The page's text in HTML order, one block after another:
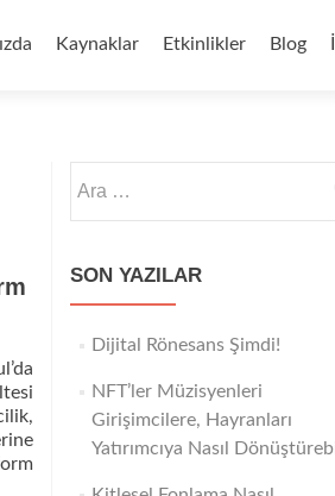
Kaynaklar Etkinlikler Blog
SON YAZILAR
Dijital Rönesans Şimdi!
NFT’ler Müzisyenleri
Girişimcilere, Hayranları
Yatırımcıya Nasıl